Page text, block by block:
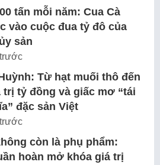
tấn mỗi năm: Cua Cà
vào cuộc đua tỷ đô của
sản
Từ hạt muối thô đến
trị tỷ đồng và giấc mơ “tái
đặc sản Việt
còn là phụ phẩm:
hoàn mở khóa giá trị